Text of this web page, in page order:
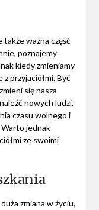
także ważna część
poznajemy
kiedy zmieniamy
przyjaciółmi. Być
się nasza
nowych ludzi,
czasu wolnego i
jednak
ze swoimi
zmiana w życiu,